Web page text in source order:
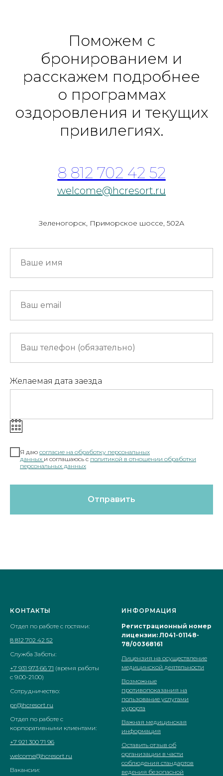
Поможем с
бронированием и
расскажем подробнее
о программах
оздоровления и текущих
привилегиях.
8 812 702 42 52
welcome@hcresort.ru
Зеленогорск, Приморское шоссе, 502А
Желаемая дата заезда
Я даю согласие на обработку персональных
данных и соглашаюсь c политикой в отношении обработки
персональных данных
Отправить
КОНТАКТЫ
Отдел по работе с гостями:
8 812 702 42 52
Служба Заботы:
+7 931 973 66 71 (время работы
с 9.00-21.00)
Сотрудничество:
pr@hcresort.ru
Отдел по работе с
корпоративными клиентами:
+7 921 300 71 96
welcome@hcresort.ru
Вакансии:
ИНФОРМАЦИЯ
Регистрационный номер
лицензии: Л041-01148-
78/00368161
Лицензия на осуществление
медицинской деятельности
Возможные
противопоказания на
пользование услугами
курорта
Важная медицинская
информация
Оставить отзыв об
организации в части
соблюдения стандартов
ведения безопасной